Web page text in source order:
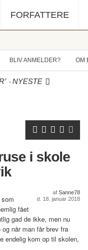
FORFATTERE
BLIV ANMELDER? OM
-NYESTE
i skole
af Sanne78
d. 18. januar 2018
fået
gad de ikke, men nu
når man får brev fra
endelig kom op til skolen,